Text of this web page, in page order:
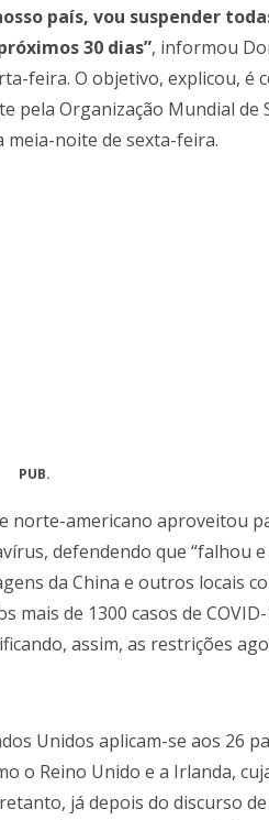
país, vou suspender
30 dias”, informou
feira. O objetivo, explicou, é
pela Organização Mundial de
meia-noite de sexta-feira.
PUB.
norte-americano aproveitou
defendendo que “falhou
da China e outros locais
de 1300 casos de
assim, as restrições
Unidos aplicam-se aos 26
o Reino Unido e a Irlanda,
já depois do discurso